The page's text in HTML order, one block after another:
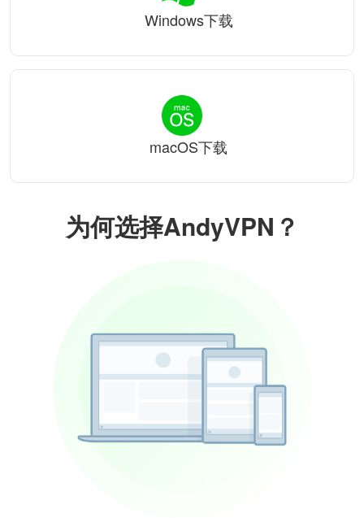
为何选择AndyVPN？
Windows下载
macOS下载